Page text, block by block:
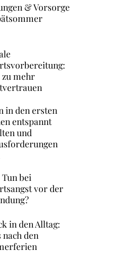
& Vorsorge
zu mehr
in den ersten
entspannt
und
bei
vor der
in den Alltag:
den